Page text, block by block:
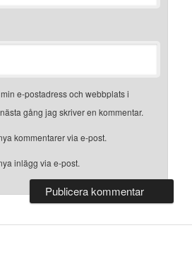
e-postadress och webbplats i
gång jag skriver en kommentar.
kommentarer via e-post.
inlägg via e-post.